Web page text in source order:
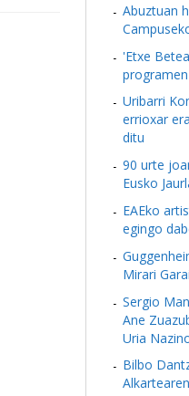
Abuztuan
'Etxe
Uribarri
errioxar
ditu
90 urte
Eusko
EAEko
egingo
Mirari
Sergio
Ane
Uria
Bilbo